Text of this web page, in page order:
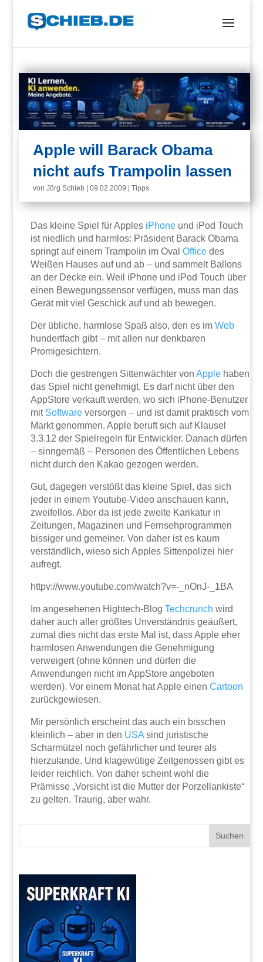
Apple will Barack Obama
nicht aufs Trampolin lassen
vonJörg Schieb |09.02.2009 |Tipps
Das kleine Spiel für Apples iPhone und iPod Touch
ist niedlich und harmlos: Präsident Barack Obama
springt auf einem Trampolin im OvalOffice des
Weißen Hauses auf und ab – und sammelt Ballons
an der Decke ein. Weil iPhone und iPod Touch über
einen Bewegungssensor verfügen, muss man das
Gerät mit viel Geschick auf und ab bewegen.
Der übliche, harmlose Spaß also, den es imWeb
hundertfach gibt – mit allen nur denkbaren
Promigesichtern.
Doch die gestrengen Sittenwächter vonApple haben
das Spiel nicht genehmigt. Es darf nicht über den
AppStore verkauft werden, wo sich iPhone-Benutzer
mit Software versorgen – und ist damit praktisch vom
Markt genommen. Apple beruft sich auf Klausel
3.3.12 der Spielregeln für Entwickler. Danach dürfen
– sinngemäß – Personen des Öffentlichen Lebens
nicht durch den Kakao gezogen werden.
Gut, dagegen verstößt das kleine Spiel, das sich
jeder in einem Youtube-Video anschauen kann,
zweifellos. Aber da ist jede zweite Karikatur in
Zeitungen, Magazinen und Fernsehprogrammen
bissiger und gemeiner. Von daher ist es kaum
verständlich, wieso sich Apples Sittenpolizei hier
aufregt.
httpv://www.youtube.com/watch?v=-_nOnJ-_1BA
Im angesehenen Hightech-BlogTechcrunch wird
daher auch aller größtes Unverständnis geäußert,
zumal dies nicht das erste Mal ist, dass Apple eher
harmlosen Anwendungen die Genehmigung
verweigert (ohne können und dürfen die
Anwendungen nicht im AppStore angeboten
werden). Vor einem Monat hat Apple einenCartoon
zurückgewiesen.
Mir persönlich erscheint das auch ein bisschen
kleinlich – aber in den USAsind juristische
Scharmützel noch gefährlicher und teurer als
hierzulande. Und klagewütige Zeitgenossen gibt es
leider reichlich. Von daher scheint wohl die
Prämisse „Vorsicht ist die Mutter der Porzellankiste“
zu gelten. Traurig, aber wahr.